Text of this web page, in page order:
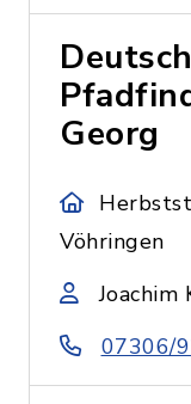
Georg
Vöhringen
Joachim
07306/